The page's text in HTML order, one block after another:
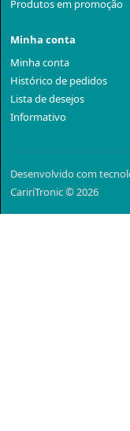
Produtos em promoção
Minha conta
Minha conta
Histórico de pedidos
Lista de desejos
Informativo
Desenvolvido com
CaririTronic © 2026